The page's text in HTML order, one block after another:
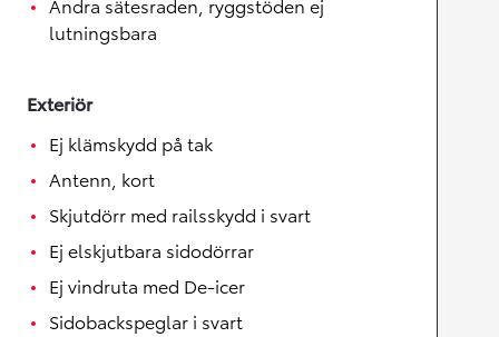
Andra sätesraden, ryggstöden ej
lutningsbara
Exteriör
Ej klämskydd på tak
Antenn, kort
Skjutdörr med railsskydd i svart
Ej elskjutbara sidodörrar
Ej vindruta med De-icer
Sidobackspeglar i svart